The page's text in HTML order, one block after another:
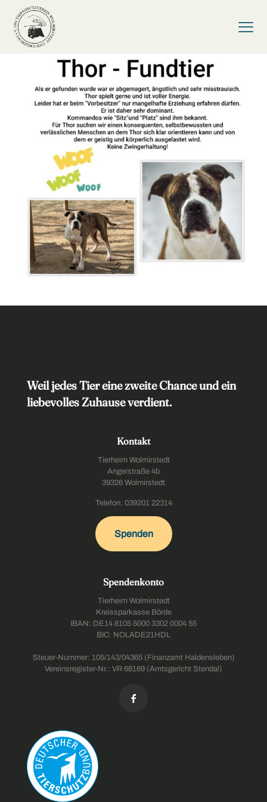
Weil jedes Tier eine zweite Chance und ein
liebevolles Zuhause verdient.
Kontakt
Tierheim Wolmirstedt
Angerstraße 4b
39326 Wolmirstedt
Telefon: 039201 22314
Spenden
Spendenkonto
Tierheim Wolmirstedt
Kreissparkasse Börde
IBAN: DE14 8105 5000 3302 0004 55
BIC: NOLADE21HDL
Steuer-Nummer: 105/143/04365 (Finanzamt Haldensleben)
Vereinsregister-Nr.: VR 68169 (Amtsgericht Stendal)